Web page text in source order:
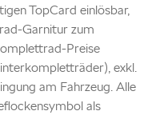
TopCard einlösbar,
Garnitur zum
Preise
exkl.
am Fahrzeug. Alle
als